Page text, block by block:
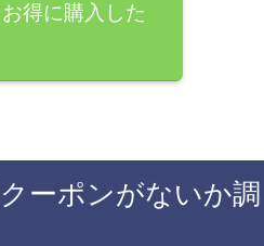
得に購入した
ーポンがないか調